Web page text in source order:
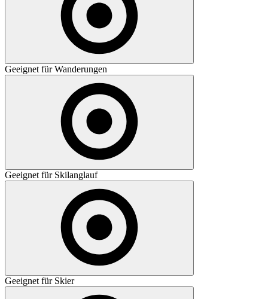
Geeignet für Wanderungen
Geeignet für Skilanglauf
Geeignet für Skier